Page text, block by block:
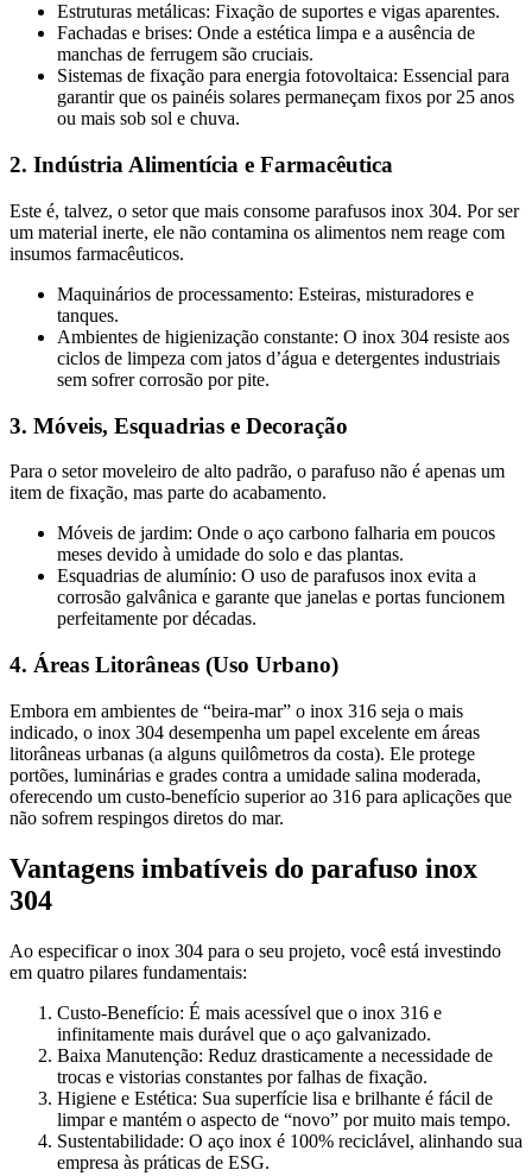
Estruturas metálicas: Fixação de suportes e vigas aparentes.
Fachadas e brises: Onde a estética limpa e a ausência de
manchas de ferrugem são cruciais.
Sistemas de fixação para energia fotovoltaica: Essencial para
garantir que os painéis solares permaneçam fixos por 25 anos
ou mais sob sol e chuva.
2. Indústria Alimentícia e Farmacêutica
Este é, talvez, o setor que mais consome parafusos inox 304. Por ser
um material inerte, ele não contamina os alimentos nem reage com
insumos farmacêuticos.
Maquinários de processamento: Esteiras, misturadores e
tanques.
Ambientes de higienização constante: O inox 304 resiste aos
ciclos de limpeza com jatos d’água e detergentes industriais
sem sofrer corrosão por pite.
3. Móveis, Esquadrias e Decoração
Para o setor moveleiro de alto padrão, o parafuso não é apenas um
item de fixação, mas parte do acabamento.
Móveis de jardim: Onde o aço carbono falharia em poucos
meses devido à umidade do solo e das plantas.
Esquadrias de alumínio: O uso de parafusos inox evita a
corrosão galvânica e garante que janelas e portas funcionem
perfeitamente por décadas.
4. Áreas Litorâneas (Uso Urbano)
Embora em ambientes de “beira-mar” o inox 316 seja o mais
indicado, o inox 304 desempenha um papel excelente em áreas
litorâneas urbanas (a alguns quilômetros da costa). Ele protege
portões, luminárias e grades contra a umidade salina moderada,
oferecendo um custo-benefício superior ao 316 para aplicações que
não sofrem respingos diretos do mar.
Vantagens imbatíveis do parafuso inox
304
Ao especificar o inox 304 para o seu projeto, você está investindo
em quatro pilares fundamentais:
Custo-Benefício: É mais acessível que o inox 316 e
infinitamente mais durável que o aço galvanizado.
Baixa Manutenção: Reduz drasticamente a necessidade de
trocas e vistorias constantes por falhas de fixação.
Higiene e Estética: Sua superfície lisa e brilhante é fácil de
limpar e mantém o aspecto de “novo” por muito mais tempo.
Sustentabilidade: O aço inox é 100% reciclável, alinhando sua
empresa às práticas de ESG.